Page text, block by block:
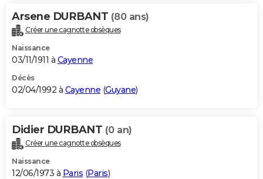
Arsene DURBANT (80 ans)
Créer une cagnotte obsèques
Naissance
03/11/1911 à Cayenne
Décès
02/04/1992 à Cayenne (Guyane)
Didier DURBANT (0 an)
Créer une cagnotte obsèques
Naissance
12/06/1973 à Paris (Paris)